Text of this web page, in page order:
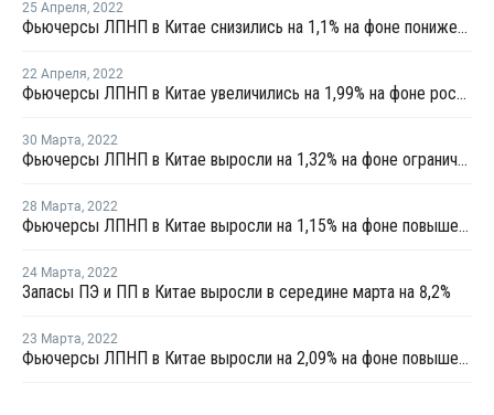
25 Апреля, 2022
Фьючерсы ЛПНП в Китае снизились на 1,1% на фоне понижения котировок сырой нефти и вялого спроса
22 Апреля, 2022
Фьючерсы ЛПНП в Китае увеличились на 1,99% на фоне роста котировок сырой нефти
30 Марта, 2022
Фьючерсы ЛПНП в Китае выросли на 1,32% на фоне ограниченного предложения на рынке upstream
28 Марта, 2022
Фьючерсы ЛПНП в Китае выросли на 1,15% на фоне повышения котировок сырой нефти
24 Марта, 2022
Запасы ПЭ и ПП в Китае выросли в середине марта на 8,2%
23 Марта, 2022
Фьючерсы ЛПНП в Китае выросли на 2,09% на фоне повышения котировок сырой нефти